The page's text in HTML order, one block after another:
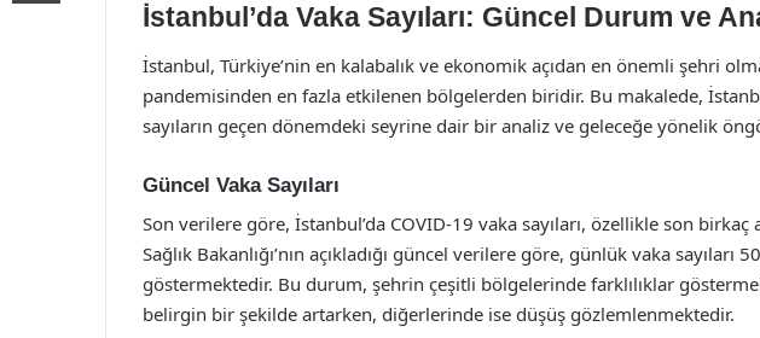
İstanbul’da Vaka Sayıları: Güncel Durum ve
İstanbul, Türkiye’nin en kalabalık ve ekonomik açıdan en önemli şehri
pandemisinden en fazla etkilenen bölgelerden biridir. Bu makalede,
sayıların geçen dönemdeki seyrine dair bir analiz ve geleceğe yönelik
Güncel Vaka Sayıları
Son verilere göre, İstanbul’da COVID-19 vaka sayıları, özellikle son
Sağlık Bakanlığı’nın açıkladığı güncel verilere göre, günlük vaka sayıları
göstermektedir. Bu durum, şehrin çeşitli bölgelerinde farklılıklar
belirgin bir şekilde artarken, diğerlerinde ise düşüş gözlemlenmektedir.